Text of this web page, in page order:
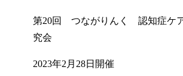
第20回 つながりんく 認知症ケ
究会
2023年2月28日開催